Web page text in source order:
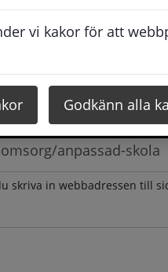
vi kakor för att
Godkänn alla
vi dig så snabbt
svaret inom 2 - 4
skriva in webbadressen till